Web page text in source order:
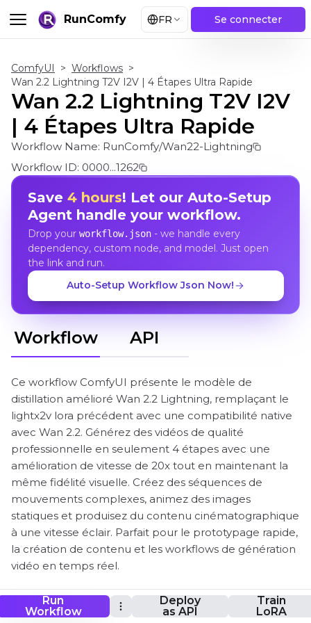
RunComfy FR Se connecter
Run
Workflow
Deploy
as API
Train
LoRA
ComfyUI > Workflows >
Wan 2.2 Lightning T2V I2V | 4 Étapes Ultra Rapide
Wan 2.2 Lightning T2V I2V
| 4 Étapes Ultra Rapide
Workflow Name: RunComfy/Wan22-Lightning
Workflow ID: 0000...1262
Save 4 hours! Let our Auto-Setup
Agent handle your workflow.
Drop your workflow.json- we handle every
dependency, custom node, and model. Just open
the link and run.
Auto-Setup Workflow Json Now!
Workflow API
Ce workflow ComfyUI présente le modèle de
distillation amélioré Wan 2.2 Lightning, remplaçant le
lightx2v lora précédent avec une compatibilité native
avec Wan 2.2. Générez des vidéos de qualité
professionnelle en seulement 4 étapes avec une
amélioration de vitesse de 20x tout en maintenant la
même fidélité visuelle. Créez des séquences de
mouvements complexes, animez des images
statiques et produisez du contenu cinématographique
à une vitesse éclair. Parfait pour le prototypage rapide,
la création de contenu et les workflows de génération
vidéo en temps réel.